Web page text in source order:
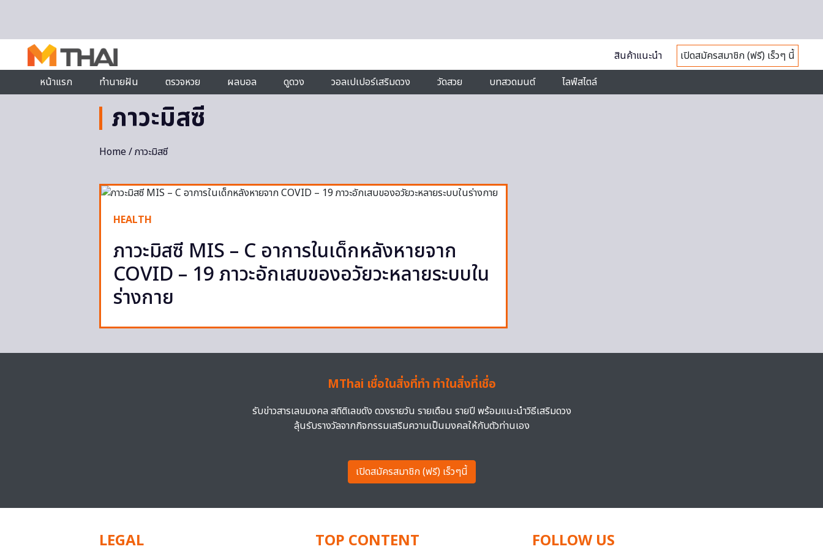
สินค้าแนะนำ
เปิดสมัครสมาชิก (ฟรี) เร็วๆ นี้
หน้าแรก
ทำนายฝัน ตรวจหวย ผลบอล ดูดวง วอลเปเปอร์เสริมดวง วัดสวย บทสวดมนต์ ไลฟ์สไตล์
ภาวะมิสซี
Home/ ภาวะมิสซี
HEALTH
ภาวะมิสซี MIS – C อาการในเด็กหลังหายจาก
COVID – 19 ภาวะอักเสบของอวัยวะหลายระบบใน
ร่างกาย
MThai เชื่อในสิ่งที่ทำ ทำในสิ่งที่เชื่อ
รับข่าวสารเลขมงคล สถิติเลขดัง ดวงรายวัน รายเดือน รายปี พร้อมแนะนำวิธีเสริมดวง
ลุ้นรับรางวัลจากกิจกรรมเสริมความเป็นมงคลให้กับตัวท่านเอง
เปิดสมัครสมาชิก (ฟรี) เร็วๆนี้
LEGAL TOP CONTENT FOLLOW US